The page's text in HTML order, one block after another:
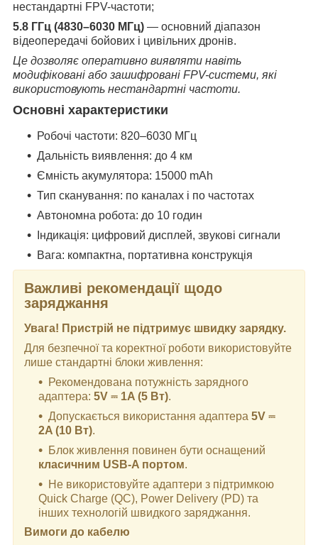
нестандартні FPV-частоти;
5.8 ГГц (4830–6030 МГц) — основний діапазон
відеопередачі бойових і цивільних дронів.
Це дозволяє оперативно виявляти навіть
модифіковані або зашифровані FPV-системи, які
використовують нестандартні частоти.
Основні характеристики
Робочі частоти: 820–6030 МГц
Дальність виявлення: до 4 км
Ємність акумулятора: 15000 mAh
Тип сканування: по каналах і по частотах
Автономна робота: до 10 годин
Індикація: цифровий дисплей, звукові сигнали
Вага: компактна, портативна конструкція
Важливі рекомендації щодо
заряджання
Увага! Пристрій не підтримує швидку зарядку.
Для безпечної та коректної роботи використовуйте
лише стандартні блоки живлення:
Рекомендована потужність зарядного
адаптера: 5V ⎓ 1A (5 Вт).
Допускається використання адаптера 5V ⎓
2A (10 Вт).
Блок живлення повинен бути оснащений
класичним USB-A портом.
Не використовуйте адаптери з підтримкою
Quick Charge (QC), Power Delivery (PD) та
інших технологій швидкого заряджання.
Вимоги до кабелю